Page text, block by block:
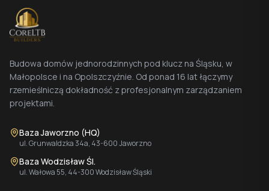
Budowa domów jednorodzinnych pod klucz na Śląsku, w
Małopolsce i na Opolszczyźnie. Od ponad 16 lat łączymy
rzemieślniczą dokładność z profesjonalnym zarządzaniem
projektami.
Baza Jaworzno (HQ)
ul. Grunwaldzka 34a, 43-600 Jaworzno
Baza Wodzisław Śl.
ul. Wałowa 55, 44-300 Wodzisław Śląski